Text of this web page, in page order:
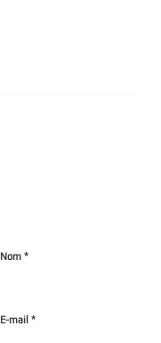
Nom*
E-mail*